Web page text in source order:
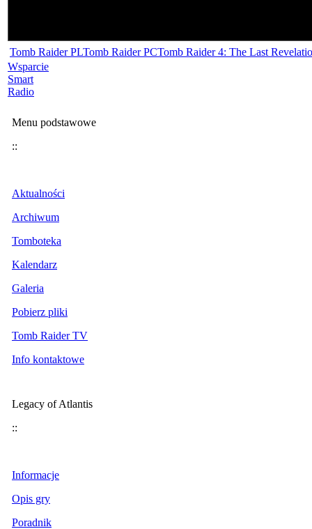
Tomb Raider PLTomb Raider PCTomb Raider 4: The Last
Wsparcie
Smart
Radio
Menu podstawowe
::
Aktualności
Archiwum
Tomboteka
Kalendarz
Galeria
Pobierz pliki
Tomb Raider TV
Info kontaktowe
Legacy of Atlantis
::
Informacje
Opis gry
Poradnik